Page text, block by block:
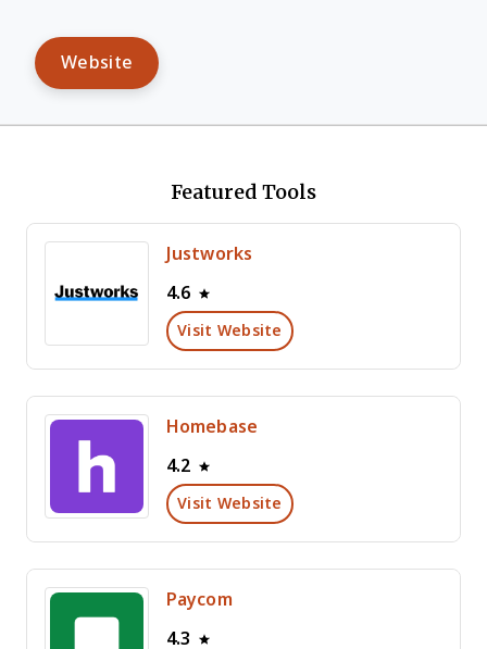
Website
Featured Tools
Justworks
4.6
Visit Website
Homebase
4.2
Visit Website
Paycom
4.3